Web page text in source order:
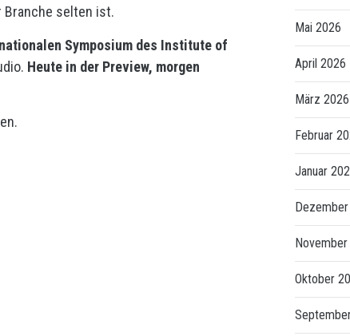
selten ist.
Symposium des Institute of
Heute in der Preview, morgen
Mai 2026
April 2026
März 2026
Februar
Januar
Oktober